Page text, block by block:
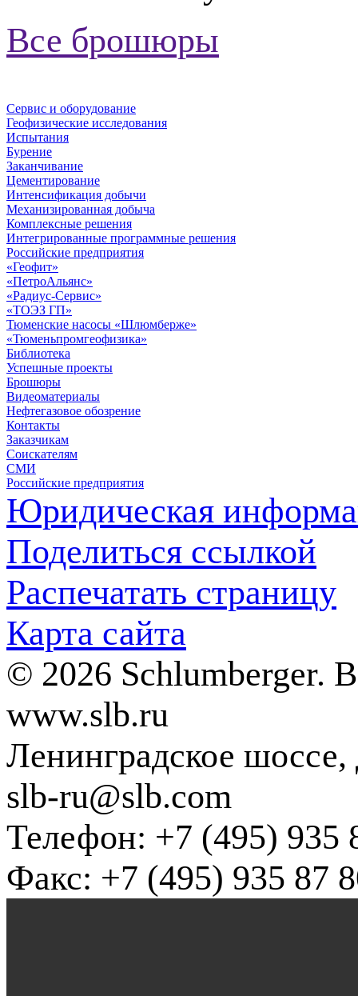
Все брошюры
Сервис и оборудование
Геофизические исследования
Испытания
Бурение
Заканчивание
Цементирование
Интенсификация добычи
Механизированная добыча
Комплексные решения
Интегрированные программные решения
Российские предприятия
«Геофит»
«ПетроАльянс»
«Радиус-Сервис»
«ТОЭЗ ГП»
Тюменские насосы «Шлюмберже»
«Тюменьпромгеофизика»
Библиотека
Успешные проекты
Брошюры
Видеоматериалы
Нефтегазовое обозрение
Контакты
Заказчикам
Соискателям
СМИ
Российские предприятия
Юридическая
Поделиться ссылкой
Распечатать страницу
Карта сайта
© 2026 Schlumberger.
www.slb.ru
Ленинградское
slb-ru@slb.com
Телефон: +7 (495) 935
Факс: +7 (495) 935 87